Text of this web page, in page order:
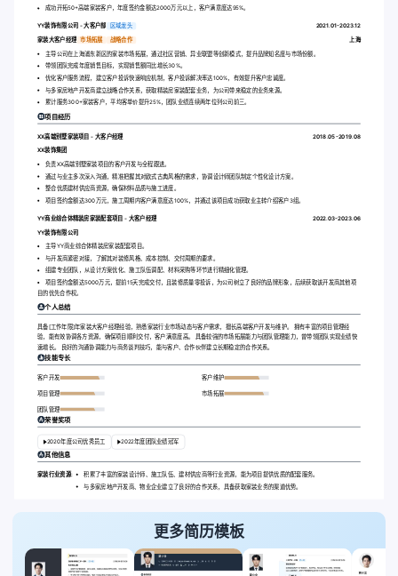
成功开拓50+高端家装客户，年度签约金额达2000万元以上，客户满意度达95%。
YY装饰有限公司 - 大客户部 区域龙头 2021.01-2023.12
家装大客户经理 市场拓展 战略合作 上海
主导公司在上海浦东新区的家装市场拓展，通过社区营销、异业联盟等创新模式，提升品牌知名度与市场份额。
带领团队完成年度销售目标，实现销售额同比增长30%。
优化客户服务流程，建立客户投诉快速响应机制，客户投诉解决率达100%，有效提升客户忠诚度。
与多家房地产开发商建立战略合作关系，获取精装房家装配套业务，为公司带来稳定的业务来源。
累计服务300+家装客户，平均客单价提升25%，团队业绩连续两年位列公司前三。
项目经历
XX高端别墅家装项目 - 大客户经理 2018.05-2019.08
XX装饰集团
负责XX高端别墅家装项目的客户开发与全程跟进。
通过与业主多次深入沟通，精准把握其对欧式古典风格的需求，协调设计师团队制定个性化设计方案。
整合优质建材供应商资源，确保材料品质与施工进度。
项目签约金额达300万元，施工周期内客户满意度达100%，并通过该项目成功获取业主转介绍客户3组。
YY商业综合体精装房家装配套项目 - 大客户经理
2022.03-2023.06
YY装饰有限公司
主导YY商业综合体精装房家装配套项目。
与开发商紧密对接，了解其对装修风格、成本控制、交付周期的要求。
组建专业团队，从设计方案优化、施工队伍调配、材料采购等环节进行精细化管理。
项目签约金额达5000万元，提前15天完成交付，且装修质量零投诉，为公司树立了良好的品牌形象，后续获取该开发商其他项
目的优先合作权。
个人总结
具备[工作年限]年家装大客户经理经验，熟悉家装行业市场动态与客户需求，擅长高端客户开发与维护。 拥有丰富的项目管理经
验，能有效协调各方资源，确保项目顺利交付，客户满意度高。 具备较强的市场拓展能力与团队管理能力，曾带领团队实现业绩快
速增长。 良好的沟通协调能力与商务谈判技巧，能与客户、合作伙伴建立长期稳定的合作关系。
技能专长
客户开发 客户维护
项目管理 市场拓展
团队管理
荣誉奖项
2020年度公司优秀员工 2022年度团队业绩冠军
其他信息
家装行业资源: 积累了丰富的家装设计师、施工队伍、建材供应商等行业资源，能为项目提供优质的配套服务。
与多家房地产开发商、物业企业建立了良好的合作关系，具备获取家装业务的渠道优势。
更多简历模板